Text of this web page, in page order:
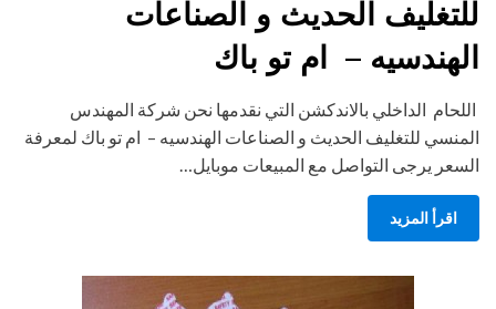
للتغليف الحديث و الصناعات
الهندسيه – ام تو باك
اللحام الداخلي بالاندكشن التي نقدمها نحن شركة المهندس
المنسي للتغليف الحديث و الصناعات الهندسيه – ام تو باك لمعرفة
السعر يرجى التواصل مع المبيعات موبايل…
اقرأ المزيد